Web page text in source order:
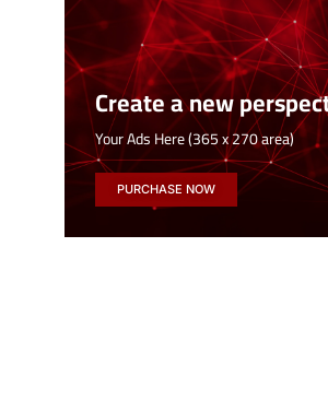
Create a new
Your Ads Here (365 x 270 area)
PURCHASE NOW